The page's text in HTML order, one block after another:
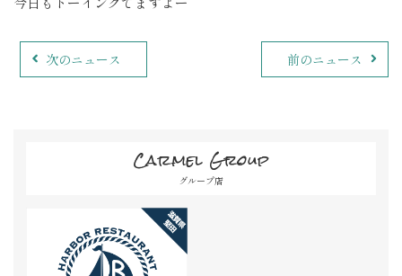
次のニュース 前のニュース
Carmel Group
グループ店